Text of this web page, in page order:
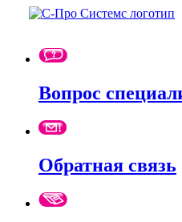
Вопрос
Обратная связь